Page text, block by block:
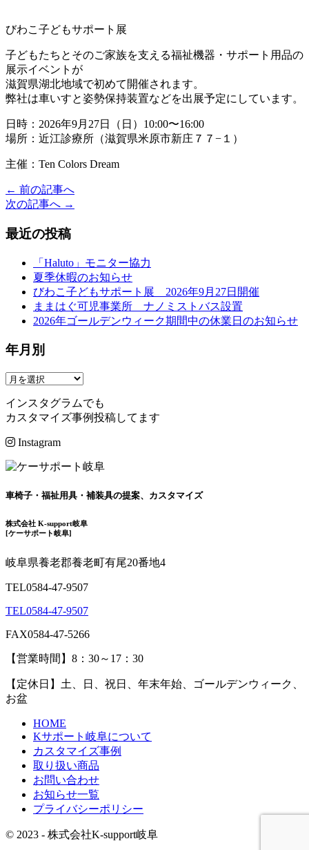
びわこ子どもサポート展
子どもたちとそのご家族を支える福祉機器・サポート用品の
展示イベントが
滋賀県湖北地域で初めて開催されます。
弊社は車いすと姿勢保持装置などを出展予定にしています。
日時：2026年9月27日（日）10:00〜16:00
場所：近江診療所（滋賀県米原市新庄７７−１）
主催：Ten Colors Dream
投
稿
ナ
ョ
ン
← 前の記事へ
次の記事へ →
最近の投稿
「Haluto」モニター協力
夏季休暇のお知らせ
びわこ子どもサポート展 2026年9月27日開催
ままはぐ可児事業所 ナノミストバス設置
2026年ゴールデンウィーク期間中の休業日のお知らせ
年月別
インスタグラムでも
カスタマイズ事例投稿してます
Instagram
車椅子・福祉用具・補装具の提案、カスタマイズ
株式会社 K-support岐阜
[ケーサポート岐阜]
岐阜県養老郡養老町有尾20番地4
TEL0584-47-9507
TEL0584-47-9507
FAX0584-47-5266
【営業時間 】 8：30～17：30
【 定休日 】 土、日、祝日、年末年始、ゴールデンウィーク、
お盆
HOME
Kサポート岐阜について
カスタマイズ事例
取り扱い商品
お問い合わせ
お知らせ一覧
プライバシーポリシー
© 2023 - 株式会社K-support岐阜